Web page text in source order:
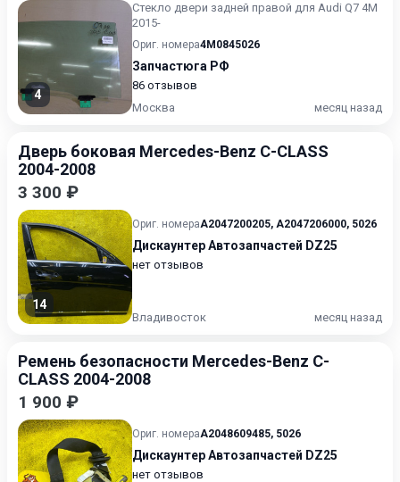
4
Стекло двери задней правой для Audi Q7 4M
2015-
Ориг. номера4M0845026
Запчастюга РФ
86 отзывов
Москва
месяц назад
Дверь боковая Mercedes-Benz C-CLASS
2004-2008
3 300 ₽
14
Ориг. номераA2047200205, A2047206000, 5026
Дискаунтер Автозапчастей DZ25
нет отзывов
Владивосток месяц назад
Ремень безопасности Mercedes-Benz C-
CLASS 2004-2008
1 900 ₽
Ориг. номераA2048609485, 5026
Дискаунтер Автозапчастей DZ25
нет отзывов